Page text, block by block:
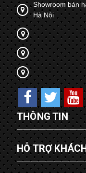
Showroom bán
Hà Nội
THÔNG TIN
HỖ TRỢ